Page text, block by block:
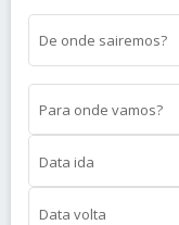
De onde sairemos?
Para onde vamos?
Data ida
Data volta